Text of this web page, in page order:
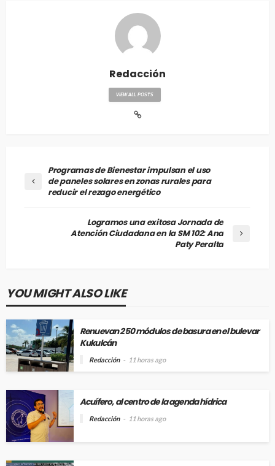
Redacción
VIEW ALL POSTS
Programas de Bienestar impulsan el uso
de paneles solares en zonas rurales para
reducir el rezago energético
Logramos una exitosa Jornada de
Atención Ciudadana en la SM 102: Ana
Paty Peralta
YOU MIGHT ALSO LIKE
Renuevan 250 módulos de basura en el bulevar
Kukulcán
Redacción 11 horas ago
Acuífero, al centro de la agenda hídrica
Redacción 11 horas ago